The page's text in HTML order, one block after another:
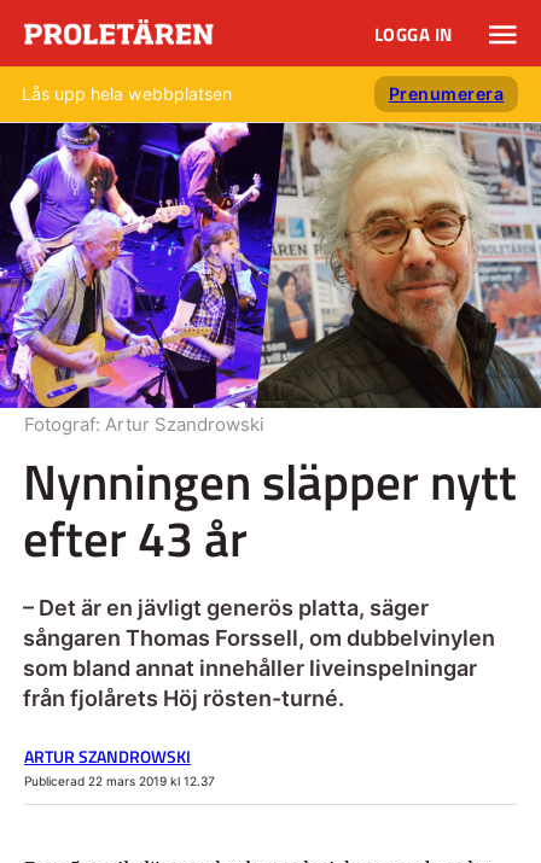
LOGGA IN
Lås upp hela webbplatsen Prenumerera
Nynningen släpper nytt
efter 43 år
– Det är en jävligt generös platta, säger
sångaren Thomas Forssell, om dubbelvinylen
som bland annat innehåller liveinspelningar
från fjolårets Höj rösten-turné.
Fotograf: Artur Szandrowski
ARTUR SZANDROWSKI
Publicerad 22 mars 2019 kl 12.37